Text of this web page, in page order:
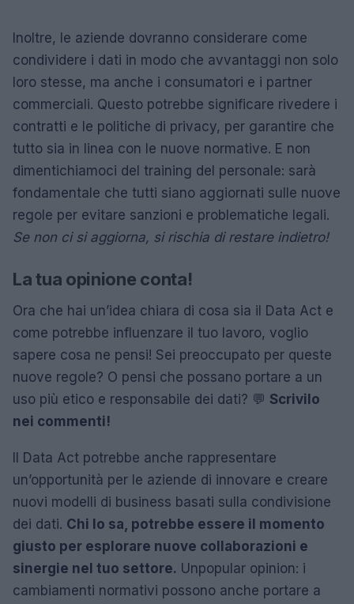
Inoltre, le aziende dovranno considerare come
condividere i dati in modo che avvantaggi non solo
loro stesse, ma anche i consumatori e i partner
commerciali. Questo potrebbe significare rivedere i
contratti e le politiche di privacy, per garantire che
tutto sia in linea con le nuove normative. E non
dimentichiamoci del training del personale: sarà
fondamentale che tutti siano aggiornati sulle nuove
regole per evitare sanzioni e problematiche legali.
Se non ci si aggiorna, si rischia di restare indietro!
La tua opinione conta!
Ora che hai un’idea chiara di cosa sia il Data Act e
come potrebbe influenzare il tuo lavoro, voglio
sapere cosa ne pensi! Sei preoccupato per queste
nuove regole? O pensi che possano portare a un
uso più etico e responsabile dei dati? 💬 Scrivilo
nei commenti!
Il Data Act potrebbe anche rappresentare
un’opportunità per le aziende di innovare e creare
nuovi modelli di business basati sulla condivisione
dei dati. Chi lo sa, potrebbe essere il momento
giusto per esplorare nuove collaborazioni e
sinergie nel tuo settore. Unpopular opinion: i
cambiamenti normativi possono anche portare a